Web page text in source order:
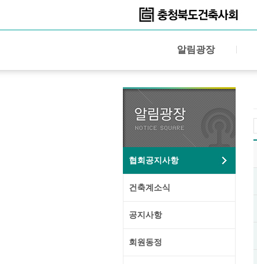
알림광장
협회공지사항
건축계소식
공지사항
회원동정